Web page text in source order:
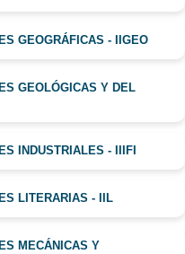
GEOGRÁFICAS - IIGEO
GEOLÓGICAS Y DEL
INDUSTRIALES - IIIFI
LITERARIAS - IIL
MECÁNICAS Y